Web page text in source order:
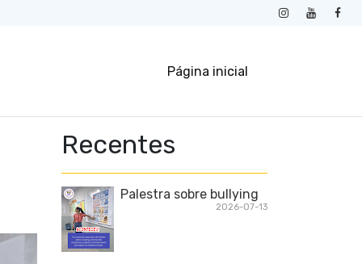
Página inicial
Recentes
Palestra sobre bullying
2026-07-13